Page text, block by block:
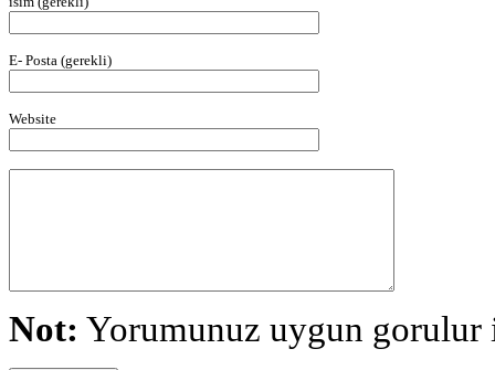
E- Posta (gerekli)
Website
Not: Yorumunuz uygun